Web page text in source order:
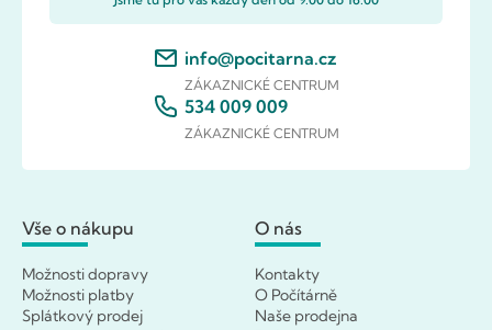
info@pocitarna.cz
ZÁKAZNICKÉ CENTRUM
534 009 009
ZÁKAZNICKÉ CENTRUM
Vše o nákupu
Možnosti dopravy
Možnosti platby
Splátkový prodej
O nás
Kontakty
O Počítárně
Naše prodejna